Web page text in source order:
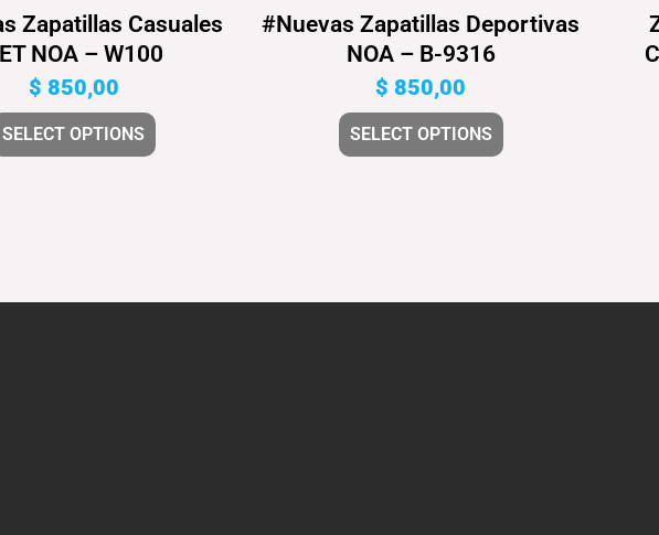
Zapatillas Casuales
NOA – W100
$ 850,00
SELECT OPTIONS
#Nuevas Zapatillas Deportivas
NOA – B-9316
$ 850,00
SELECT OPTIONS